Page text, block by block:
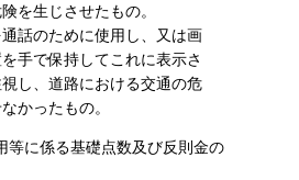
を生じさせたもの。
話のために使用し、又は画
手で保持してこれに表示さ
し、道路における交通の危
かったもの。
等に係る基礎点数及び反則金の